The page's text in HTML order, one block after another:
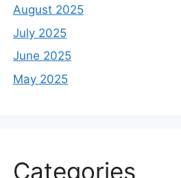
August 2025
July 2025
June 2025
May 2025
Categories